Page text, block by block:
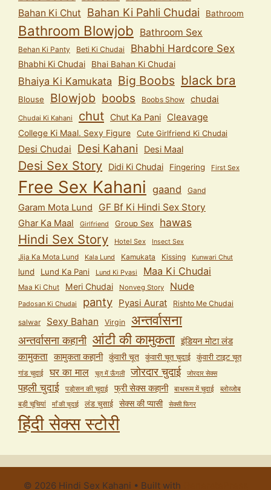
Bahan Ki Chut Bahan Ki Pahli Chudai Bathroom
Bathroom Blowjob Bathroom Sex
Behan Ki Panty Beti Ki Chudai Bhabhi Hardcore Sex
Bhabhi Ki Chudai Bhai Bahan Ki Chudai
Bhaiya Ki Kamukata Big Boobs black bra
Blouse Blowjob boobs Boobs Show chudai
Chudai Ki Kahani chut Chut Ka Pani Cleavage
College Ki Maal. Sexy Figure Cute Girlfriend Ki Chudai
Desi Chudai Desi Kahani Desi Maal
Desi Sex Story Didi Ki Chudai Fingering First Sex
Free Sex Kahani gaand Gand
Garam Mota Lund GF Bf Ki Hindi Sex Story
Ghar Ka Maal Girlfriend Group Sex hawas
Hindi Sex Story Hotel Sex Insect Sex
Jija Ka Mota Lund Kala Lund Kamukata Kissing Kunwari Chut
lund Lund Ka Pani Lund Ki Pyasi Maa Ki Chudai
Maa Ki Chut Meri Chudai Nonveg Story Nude
Padosan Ki Chudai panty Pyasi Aurat Rishto Me Chudai
salwar Sexy Bahan Virgin अन्तर्वासना
अन्तर्वासना कहानी आंटी की कामुकता इंडियन मोटा लंड
कामुकता कामुकता कहानी कुंवारी चूत कुंवारी चूत चुदाई कुंवारी टाइट चूत
गांड चुदाई घर का माल चूत में ऊँगली जोरदार चुदाई जोरदार सेक्स
पहली चुदाई पड़ोसन की चुदाई फ्री सेक्स कहानी बाथरूम में चुदाई
ब्लोव्जोब
बड़ी चूचियां
माँ की चुदाई लंड चुसाई सेक्स की प्यासी सेक्सी फिगर
हिंदी सेक्स स्टोरी
© 2026 Hindi Sex Kahani • Built with